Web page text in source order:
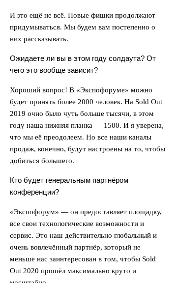
И это ещё не всё. Новые фишки продолжают
придумываться. Мы будем вам постепенно о
них рассказывать.
Ожидаете ли вы в этом году солдаута? От
чего это вообще зависит?
Хороший вопрос! В «Экспофоруме» можно
будет принять более 2000 человек. На Sold Out
2019 очно было чуть больше тысячи, в этом
году наша нижняя планка — 1500. И я уверена,
что мы её преодолеем. Но все наши каналы
продаж, конечно, будут настроены на то, чтобы
добиться большего.
Кто будет генеральным партнёром
конференции?
«Экспофорум» — он предоставляет площадку,
все свои технологические возможности и
сервис. Это наш действительно глобальный и
очень вовлечённый партнёр, который не
меньше нас заинтересован в том, чтобы Sold
Out 2020 прошёл максимально круто и